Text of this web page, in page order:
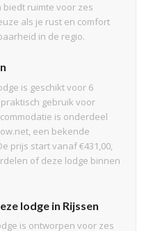
biedt ruimte voor zes
als je rust en comfort
in de regio.
is geschikt voor 6
gebruik voor
is onderdeel
een bekende
prijs start vanaf €431,00,
of deze lodge binnen
lodge in Rijssen
is ontworpen voor zes